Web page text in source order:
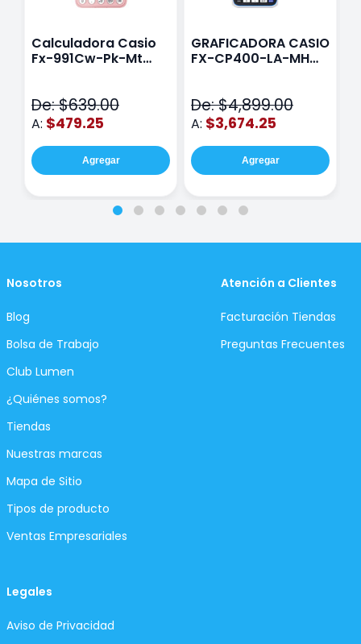
Calculadora Casio
Fx-991Cw-Pk-Mt
De: $639.00
A: $479.25
Agregar
GRAFICADORA CASIO
FX-CP400-LA-MH
De: $4,899.00
A: $3,674.25
Agregar
Nosotros
Blog
Bolsa de Trabajo
Club Lumen
¿Quiénes somos?
Tiendas
Nuestras marcas
Mapa de Sitio
Tipos de producto
Ventas Empresariales
Atención a Clientes
Facturación Tiendas
Preguntas Frecuentes
Legales
Aviso de Privacidad